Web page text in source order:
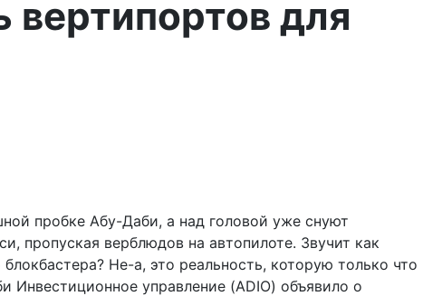
вертипортов для
пробке Абу-Даби, а над головой уже снуют
пропуская верблюдов на автопилоте. Звучит как
Не-а, это реальность, которую только что
Инвестиционное управление (ADIO) объявило о